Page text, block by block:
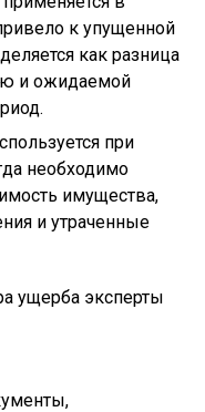
к упущенной
как разница
и ожидаемой
при
необходимо
имущества,
и утраченные
ущерба эксперты